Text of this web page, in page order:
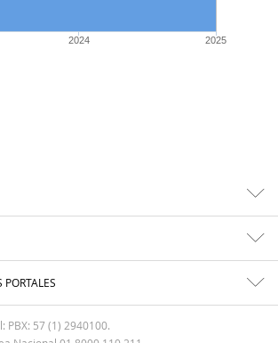
2024 2025
PBX: 57 (1) 2940100.